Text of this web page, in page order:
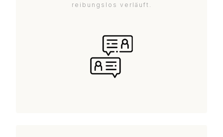
reibungslos verläuft.